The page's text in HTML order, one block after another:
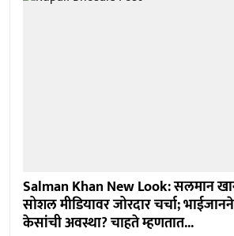
Salman Khan New Look: सलमान
सोशल मीडियावर जोरदार चर्चा;
केसांची अवस्था? चाहते म्हणतात...